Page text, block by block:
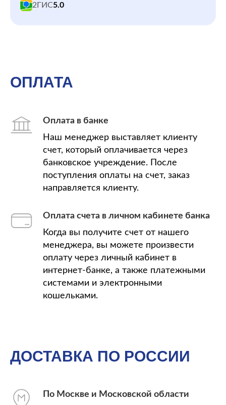
2ГИС5.0
ОПЛАТА
Оплата в банке
Наш менеджер выставляет клиенту
счет, который оплачивается через
банковское учреждение. После
поступления оплаты на счет, заказ
направляется клиенту.
Оплата счета в личном кабинете банка
Когда вы получите счет от нашего
менеджера, вы можете произвести
оплату через личный кабинет в
интернет-банке, а также платежными
системами и электронными
кошельками.
ДОСТАВКА ПО РОССИИ
По Москве и Московской области